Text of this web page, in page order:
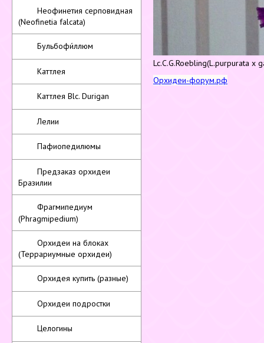
Неофинетия серповидная
(Neofinetia falcata)
Бульбофи́ллюм
Каттлея
Каттлея Blc. Durigan
Лелии
Пафиопедилюмы
Предзаказ орхидеи
Бразилии
Фрагмипедиум
(Phragmipedium)
Орхидеи на блоках
(Террариумные орхидеи)
Орхидея купить (разные)
Орхидеи подростки
Целогины
Lc.C.G.Roebling(L.purpurata x
Орхидеи-форум.рф